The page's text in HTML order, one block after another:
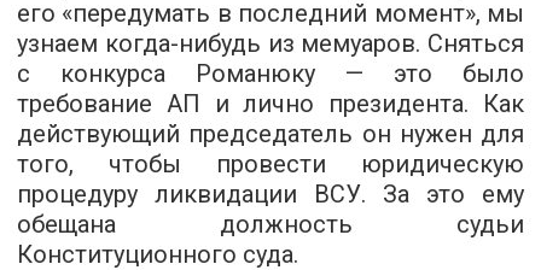
его «передумать в последний момент», мы
узнаем когда-нибудь из мемуаров. Сняться
с конкурса Романюку — это было
требование АП и лично президента. Как
действующий председатель он нужен для
того, чтобы провести юридическую
процедуру ликвидации ВСУ. За это ему
обещана должность судьи
Конституционного суда.